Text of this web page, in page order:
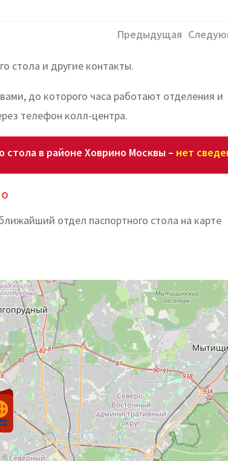
Предыдущая
стола и другие контакты.
до которого часа работают отделения и
телефон колл-центра.
стола в районе Ховрино Москвы – нет
отдел паспортного стола на карте